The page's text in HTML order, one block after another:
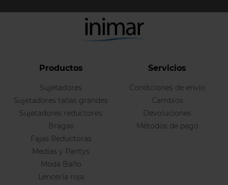
Productos
Sujetadores
Sujetadores tallas grandes
Sujetadores reductores
Bragas
Fajas Reductoras
Medias y Pantys
Moda Baño
Lencería roja
Servicios
Condiciones de envío
Cambios
Devoluciones
Métodos de pago